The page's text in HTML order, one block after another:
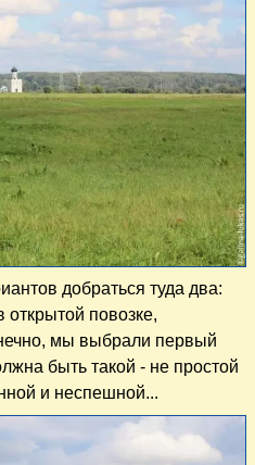
добраться туда два:
повозке,
мы выбрали первый
быть такой - не простой
и неспешной...